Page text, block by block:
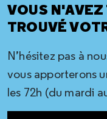
VOUS
TROUVÉ
N’hésitez pas à
vous apporterons
les 72h (du mardi